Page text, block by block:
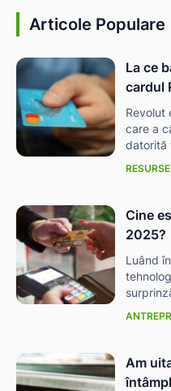
Articole Populare
La ce
cardul
Revolut
care a
datorită
RESURSE
Cine
2025?
Luând
Am